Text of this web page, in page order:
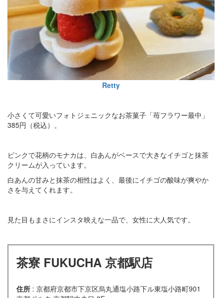
Retty
小さくて可愛いフォトジェニックなお茶菓子「苺フラワー最中」
385円（税込）。
ピンクで花柄のモナカは、白あんがベースで大きなイチゴと抹茶
クリームが入っています。
白あんの甘みと抹茶の相性はよく、最後にイチゴの酸味が爽やか
さを与えてくれます。
見た目もまさにインスタ映えな一品で、女性に大人気です。
茶寮 FUKUCHA 京都駅店
住所 : 京都府京都市下京区烏丸通塩小路下ル東塩小路町901